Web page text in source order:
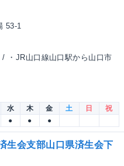
53-1
・JR山口線山口駅から山口市
水 木 金 土 日
祝
● ● ●
生会支部山口県済生会下